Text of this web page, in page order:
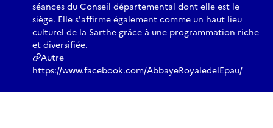
séances du Conseil départemental dont elle est le
siège. Elle s'affirme également comme un haut lieu
culturel de la Sarthe grâce à une programmation riche
et diversifiée.
Autre
https://www.facebook.com/AbbayeRoyaledelEpau/